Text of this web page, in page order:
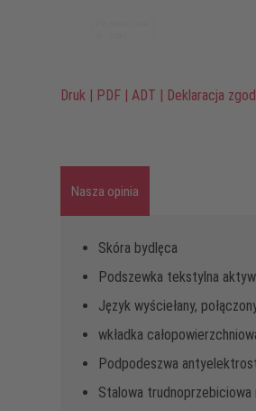
Druk | PDF | ADT | Deklaracja
Nasza opinia
Skóra bydlęca
Podszewka tekstylna
Język wyściełany,
wkładka
Podpodeszwa
Stalowa trudnoprzebiciowa